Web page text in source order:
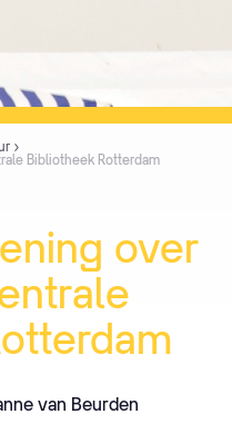
Bibliotheek Rotterdam
over
van Beurden